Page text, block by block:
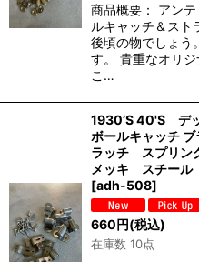
商品概要： アン
ルキャッチ＆ス
後頃の物でしょう
す。 貴重なオリジ
こ…
1930’S 40'S デ
ボールキャッチ
ラッチ スプリン
メッキ スチー
[adh-508]
660 円(税込)
在庫数 10点